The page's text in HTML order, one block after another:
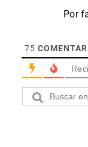
Por
75